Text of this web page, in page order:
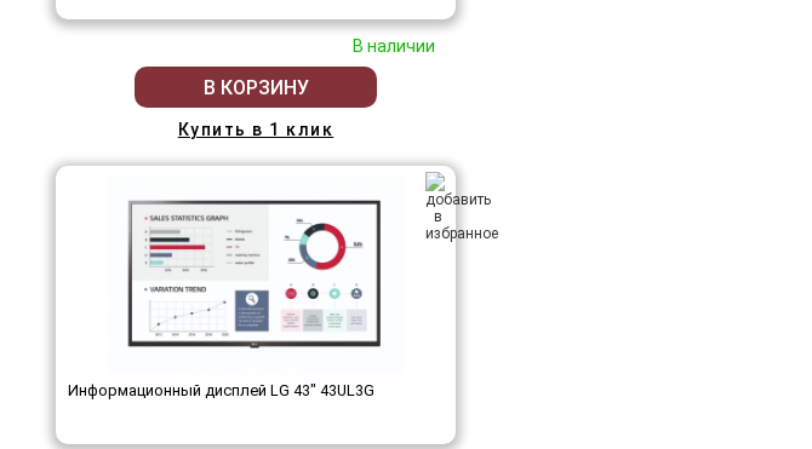
В наличии
В КОРЗИНУ
Купить в 1 клик
Информационный дисплей LG 43" 43UL3G